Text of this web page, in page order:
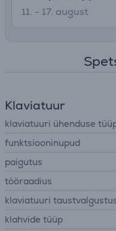
11. - 17. august
Klaviatuur
klaviatuuri ühenduse
funktsiooninupud
paigutus
tööraadius
klaviatuuri
klahvide tüüp